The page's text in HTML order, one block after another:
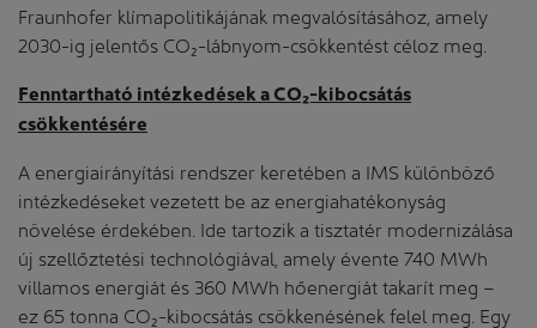
Fraunhofer klímapolitikájának megvalósításához, amely
2030-ig jelentős CO₂-lábnyom-csökkentést céloz meg.
Fenntartható intézkedések a CO₂-kibocsátás
csökkentésére
A energiairányítási rendszer keretében a IMS különböző
intézkedéseket vezetett be az energiahatékonyság
növelése érdekében. Ide tartozik a tisztatér modernizálása
új szellőztetési technológiával, amely évente 740 MWh
villamos energiát és 360 MWh hőenergiát takarít meg –
ez 65 tonna CO₂-kibocsátás csökkenésének felel meg. Egy